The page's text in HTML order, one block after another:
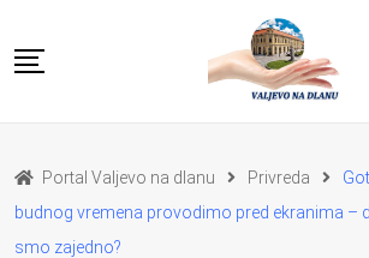
to
REGION
PRIVREDA
POLITIKA
EKOLOGIJA
SPORT
Portal Valjevo na dlanu Privreda
budnog vremena provodimo pred ekranima –
smo zajedno?